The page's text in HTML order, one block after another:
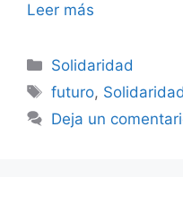
Leer más
Categorías
Solidaridad
Etiquetas
futuro, Solidaridad
Deja un